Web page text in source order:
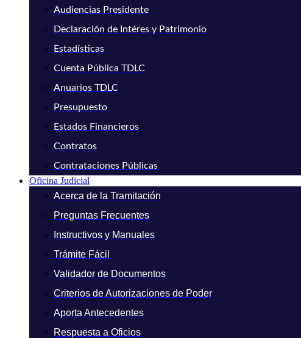
Audiencias Presidente
Declaración de Intéres y Patrimonio
Estadísticas
Cuenta Pública TDLC
Anuarios TDLC
Presupuesto
Estados Financieros
Contratos
Contrataciones Públicas
Oficina Judicial
Acerca de la Tramitación
Preguntas Frecuentes
Instructivos y Manuales
Trámite Fácil
Validador de Documentos
Criterios de Autorizaciones de Poder
Aporta Antecedentes
Respuesta a Oficios